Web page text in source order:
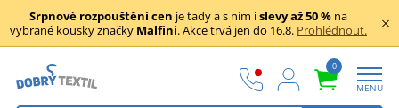
Srpnové rozpouštění cen je tady a s ním islevy až 50 % na
vybrané kousky značky Malfini. Akce trvá jen do 16.8. Prohlédnout.
0
MENU